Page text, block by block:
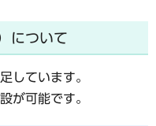
について
しています。
が可能です。